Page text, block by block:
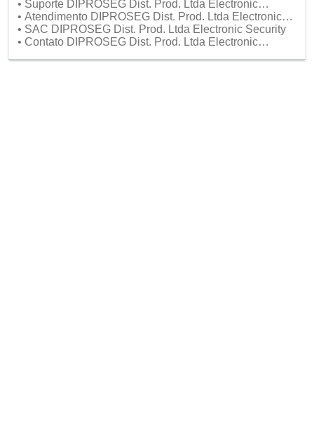
Security
• Suporte DIPROSEG Dist. Prod. Ltda Electronic
Security
• Atendimento DIPROSEG Dist. Prod. Ltda Electronic
Security
• SAC DIPROSEG Dist. Prod. Ltda Electronic Security
• Contato DIPROSEG Dist. Prod. Ltda Electronic